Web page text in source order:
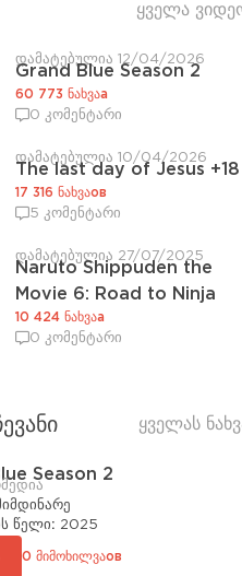
ყველა
დამატებულია 12/04/2026
Grand Blue Season 2
60 773 ნახვაа
0 კომენტარი
დამატებულია 10/04/2026
The last day of Jesus +18
17 316 ნახვაов
5 კომენტარი
დამატებულია 27/07/2025
Naruto Shippuden the
Movie 6: Road to Ninja
10 424 ნახვაа
0 კომენტარი
ყველას
Season 2
წელი: 2025
0 მიმოხილვაов